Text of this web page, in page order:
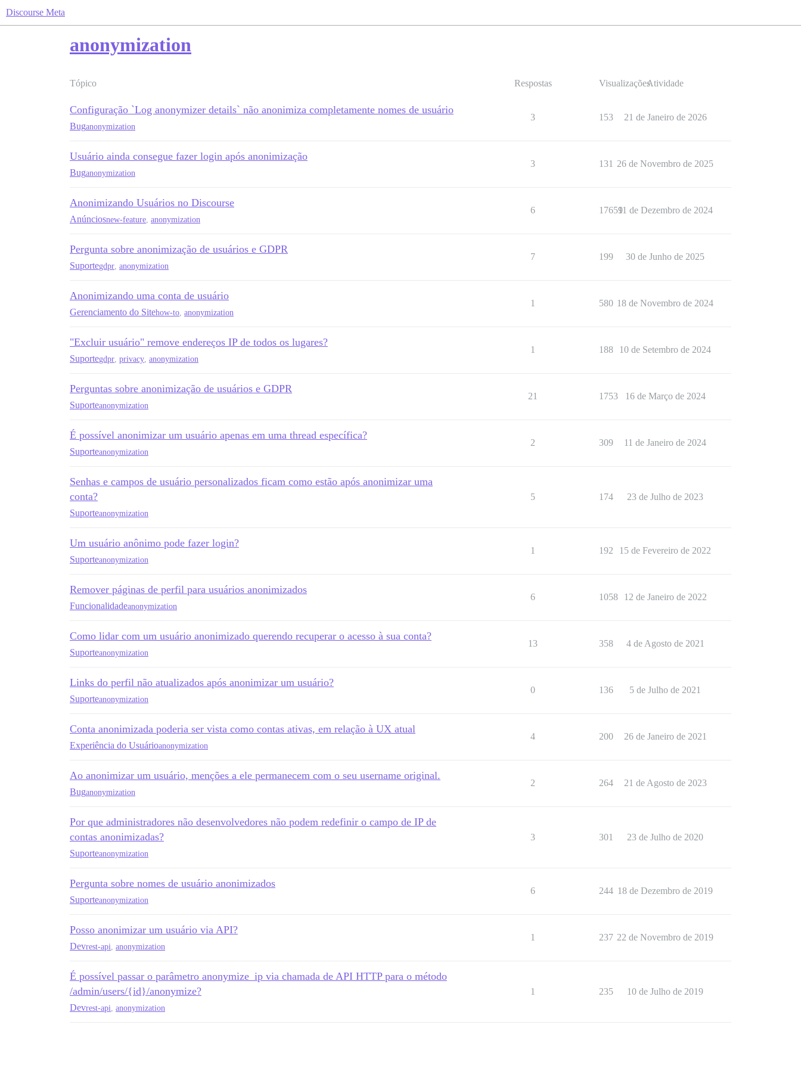
Discourse Meta
anonymization
Tópico Respostas VisualizaçõesAtividade
Configuração `Log anonymizer details` não anonimiza completamente nomes de usuário
Buganonymization
3 153 21 de Janeiro de 2026
Usuário ainda consegue fazer login após anonimização
Buganonymization
3 131 26 de Novembro de 2025
Anonimizando Usuários no Discourse
Anúnciosnew-feature anonymization
6 1765911 de Dezembro de 2024
Pergunta sobre anonimização de usuários e GDPR
Suportegdpr anonymization
7 199 30 de Junho de 2025
Anonimizando uma conta de usuário
Gerenciamento do Sitehow-to anonymization
1 580 18 de Novembro de 2024
"Excluir usuário" remove endereços IP de todos os lugares?
Suportegdpr privacy anonymization
1 188 10 de Setembro de 2024
Perguntas sobre anonimização de usuários e GDPR
Suporteanonymization
21 1753 16 de Março de 2024
É possível anonimizar um usuário apenas em uma thread específica?
Suporteanonymization
2 309 11 de Janeiro de 2024
Senhas e campos de usuário personalizados ficam como estão após anonimizar uma
conta?
Suporteanonymization
5 174 23 de Julho de 2023
Um usuário anônimo pode fazer login?
Suporteanonymization
1 192 15 de Fevereiro de 2022
Remover páginas de perfil para usuários anonimizados
Funcionalidadeanonymization
6 1058 12 de Janeiro de 2022
Como lidar com um usuário anonimizado querendo recuperar o acesso à sua conta?
Suporteanonymization
13 358 4 de Agosto de 2021
Links do perfil não atualizados após anonimizar um usuário?
Suporteanonymization
0 136 5 de Julho de 2021
Conta anonimizada poderia ser vista como contas ativas, em relação à UX atual
Experiência do Usuárioanonymization
4 200 26 de Janeiro de 2021
Ao anonimizar um usuário, menções a ele permanecem com o seu username original.
Buganonymization
2 264 21 de Agosto de 2023
Por que administradores não desenvolvedores não podem redefinir o campo de IP de
contas anonimizadas?
Suporteanonymization
3 301 23 de Julho de 2020
Pergunta sobre nomes de usuário anonimizados
Suporteanonymization
6 244 18 de Dezembro de 2019
Posso anonimizar um usuário via API?
Devrest-api anonymization
1 237 22 de Novembro de 2019
É possível passar o parâmetro anonymize_ip via chamada de API HTTP para o método
/admin/users/{id}/anonymize?
Devrest-api anonymization
1 235 10 de Julho de 2019